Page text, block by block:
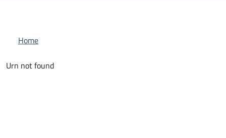
Briciole di pane
Home
Urn not found